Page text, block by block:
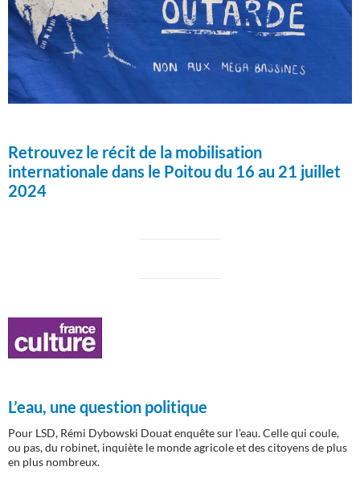
Retrouvez le récit de la mobilisation
internationale dans le Poitou du 16 au 21 juillet
2024
L’eau, une question politique
Pour LSD, Rémi Dybowski Douat enquête sur l’eau. Celle qui coule,
ou pas, du robinet, inquiète le monde agricole et des citoyens de plus
en plus nombreux.